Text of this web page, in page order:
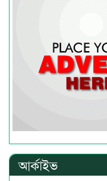
আর্কাইভ